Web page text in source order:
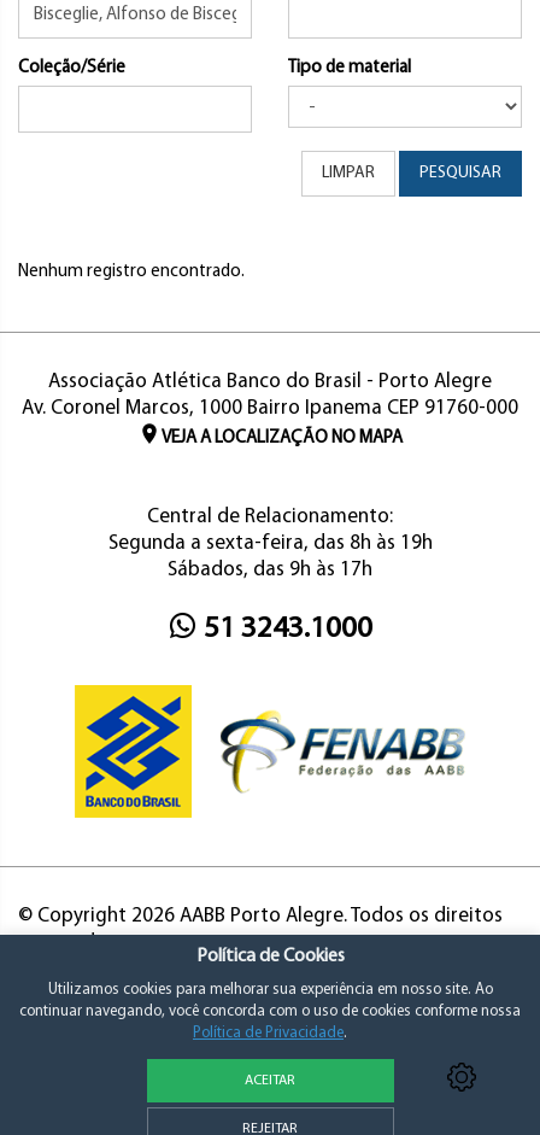
Coleção/Série Tipo de material
LIMPAR PESQUISAR
Nenhum registro encontrado.
Associação Atlética Banco do Brasil - Porto Alegre
Av. Coronel Marcos, 1000 Bairro Ipanema CEP 91760-000
VEJA A LOCALIZAÇÃO NO MAPA
Central de Relacionamento:
Segunda a sexta-feira, das 8h às 19h
Sábados, das 9h às 17h
51 3243.1000
© Copyright 2026 AABB Porto Alegre. Todos os direitos
Política de Privacidade e Consentimento
Política de Cookies
Utilizamos cookies para melhorar sua experiência em nosso site. Ao
continuar navegando, você concorda com o uso de cookies conforme nossa
Política de Privacidade.
ACEITAR
REJEITAR